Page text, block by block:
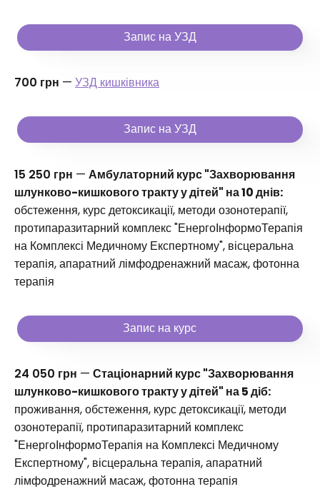
Запис на УЗД
700 грн — УЗД кишківника
Запис на УЗД
15 250 грн — Амбулаторний курс "Захворювання
шлунково-кишкового тракту у дітей" на 10 днів:
обстеження, курс детоксикації, методи озонотерапії,
протипаразитарний комплекс "ЕнергоІнформоТерапія
на Комплексі Медичному Експертному", вісцеральна
терапія, апаратний лімфодренажний масаж, фотонна
терапія
Запис на курс
24 050 грн — Стаціонарний курс "Захворювання
шлунково-кишкового тракту у дітей" на 5 діб:
проживання, обстеження, курс детоксикації, методи
озонотерапії, протипаразитарний комплекс
"ЕнергоІнформоТерапія на Комплексі Медичному
Експертному", вісцеральна терапія, апаратний
лімфодренажний масаж, фотонна терапія